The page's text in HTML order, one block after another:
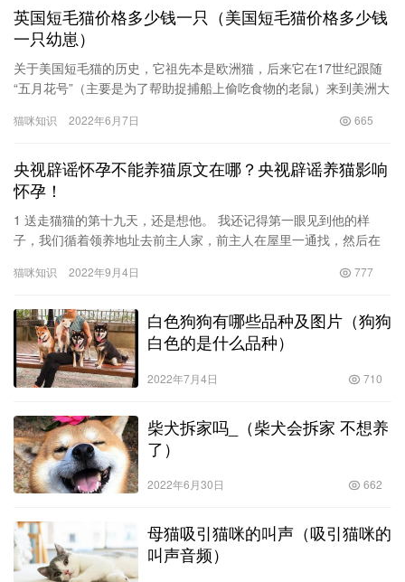
英国短毛猫价格多少钱一只（美国短毛猫价格多少钱
一只幼崽）
关于美国短毛猫的历史，它祖先本是欧洲猫，后来它在17世纪跟随
“五月花号”（主要是为了帮助捉捕船上偷吃食物的老鼠）来到美洲大
猫咪知识 2022年6月7日 665
央视辟谣怀孕不能养猫原文在哪？央视辟谣养猫影响
怀孕！
1 送走猫猫的第十九天，还是想他。 我还记得第一眼见到他的样
子，我们循着领养地址去前主人家，前主人在屋里一通找，然后在
层，…
猫咪知识 2022年9月4日 777
白色狗狗有哪些品种及图片（狗狗
白色的是什么品种）
2022年7月4日 710
柴犬拆家吗_（柴犬会拆家 不想养
了）
2022年6月30日 662
母猫吸引猫咪的叫声（吸引猫咪的
叫声音频）